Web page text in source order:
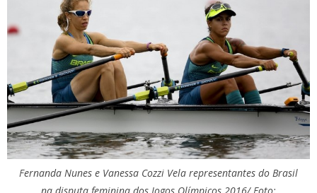
Fernanda Nunes e Vanessa Cozzi Vela representantes do Brasil